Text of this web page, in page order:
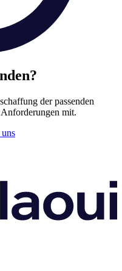
der passenden
mit.